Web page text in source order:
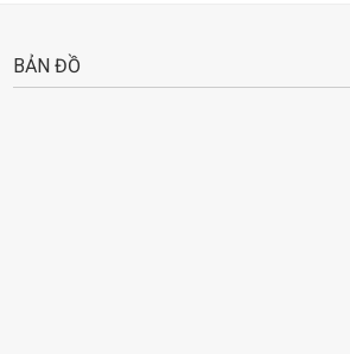
BẢN ĐỒ